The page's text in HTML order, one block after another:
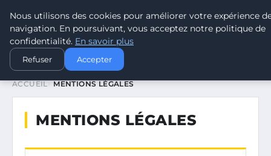
TOUR DE FRANCE POUR LE
ACCUEIL MENTIONS LÉGALES
MENTIONS LÉGALES
Nous utilisons des cookies pour améliorer votre expérience
navigation. En poursuivant, vous acceptez notre politique de
confidentialité. En savoir plus
Refuser Accepter